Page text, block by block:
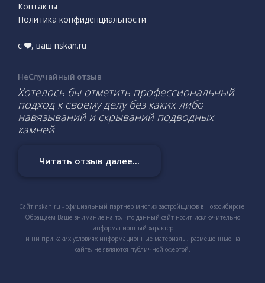
Контакты
Политика конфиденциальности
с , ваш nskan.ru
НеСлучайный отзыв
Хотелось бы отметить профессиональный
подход к своему делу без каких либо
навязываний и скрываний подводных
камней
Читать отзыв далее...
Сайт nskan.ru - официальный партнер многих застройщиков в Новосибирске.
Обращаем Ваше внимание на то, что данный сайт носит исключительно
информационный характер
и ни при каких условиях информационные материалы, размещенные на
сайте, не являются публичной офертой.